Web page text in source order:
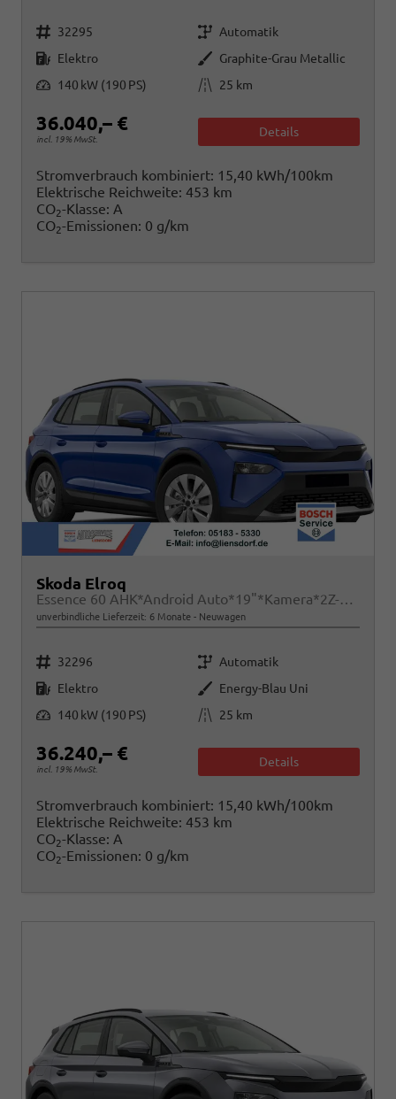
Fahrzeugnr. 32295 Getriebe Automatik
Kraftstoff Elektro Außenfarbe Graphite-Grau Metallic
Leistung
140 kW (190 PS) Kilometerstand 25 km
36.040,– €
incl. 19% MwSt.
Details
Stromverbrauch kombiniert: 15,40 kWh/100km
Elektrische Reichweite: 453 km
CO2-Klasse: A
CO2-Emissionen: 0 g/km
Skoda Elroq
Essence 60 AHK*Android Auto*19"*Kamera*2Z-Klimaauto*Totwinkel*LED*Tempomat
unverbindliche Lieferzeit: 6 Monate Neuwagen
Fahrzeugnr. 32296 Getriebe Automatik
Kraftstoff Elektro Außenfarbe Energy-Blau Uni
Leistung
140 kW (190 PS) Kilometerstand 25 km
36.240,– €
incl. 19% MwSt.
Details
Stromverbrauch kombiniert: 15,40 kWh/100km
Elektrische Reichweite: 453 km
CO2-Klasse: A
CO2-Emissionen: 0 g/km